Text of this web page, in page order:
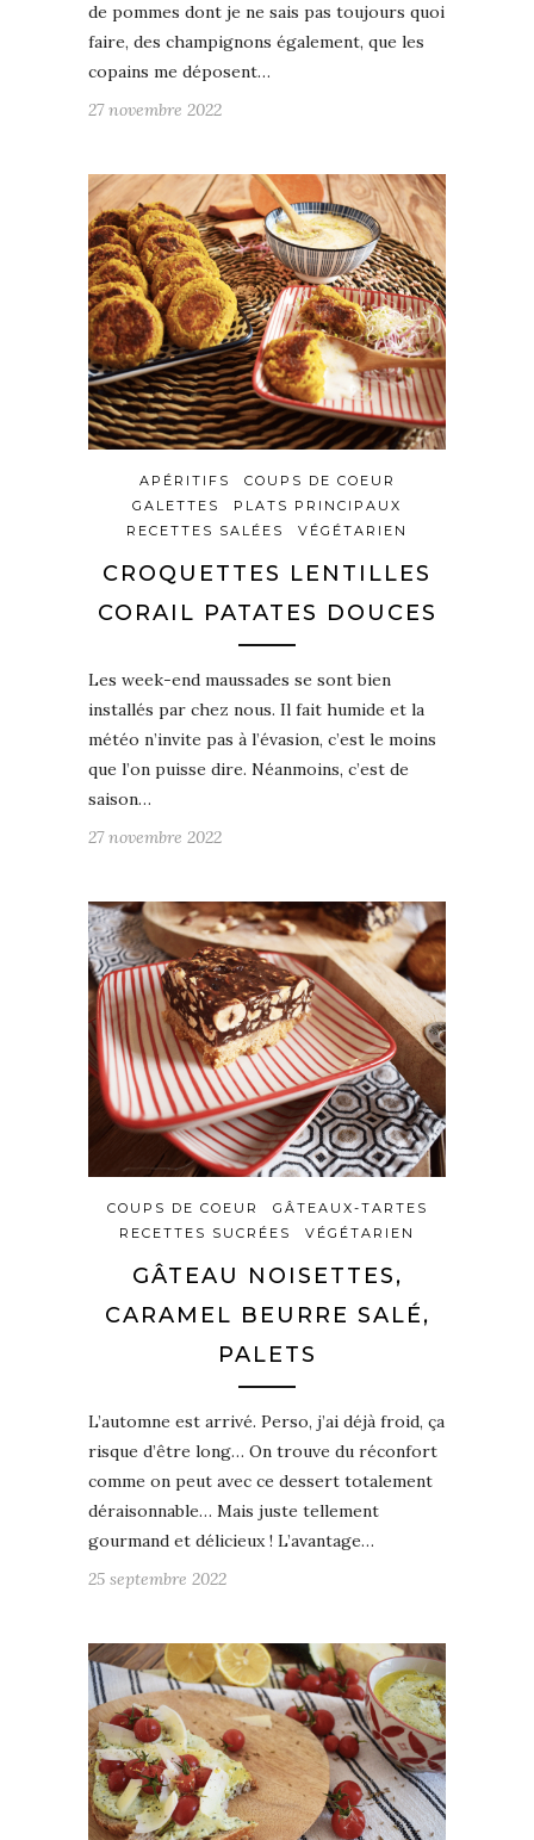
de pommes dont je ne sais pas toujours quoi
faire, des champignons également, que les
copains me déposent…
27 novembre 2022
APÉRITIFS
COUPS DE COEUR
GALETTES
PLATS PRINCIPAUX
RECETTES SALÉES
VÉGÉTARIEN
CROQUETTES LENTILLES
CORAIL PATATES DOUCES
Les week-end maussades se sont bien
installés par chez nous. Il fait humide et la
météo n’invite pas à l’évasion, c’est le moins
que l’on puisse dire. Néanmoins, c’est de
saison…
27 novembre 2022
COUPS DE COEUR
GÂTEAUX-TARTES
RECETTES SUCRÉES
VÉGÉTARIEN
GÂTEAU NOISETTES,
CARAMEL BEURRE SALÉ,
PALETS
L’automne est arrivé. Perso, j’ai déjà froid, ça
risque d’être long… On trouve du réconfort
comme on peut avec ce dessert totalement
déraisonnable… Mais juste tellement
gourmand et délicieux ! L’avantage…
25 septembre 2022